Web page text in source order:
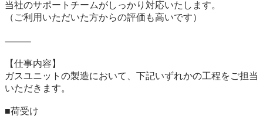
当社のサポートチームがしっかり対応いたします。
（ご利用いただいた方からの評価も高いです）
⸻
【仕事内容】
ガスユニットの製造において、下記いずれかの工程をご担当
いただきます。
■荷受け